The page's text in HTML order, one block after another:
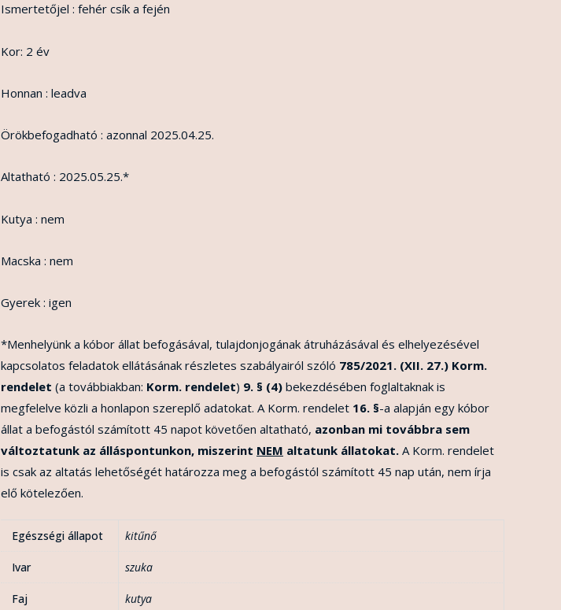
Ismertetőjel : fehér csík a fején
Kor: 2 év
Honnan : leadva
Örökbefogadható : azonnal 2025.04.25.
Altatható : 2025.05.25.*
Kutya : nem
Macska : nem
Gyerek : igen
*Menhelyünk a kóbor állat befogásával, tulajdonjogának átruházásával és elhelyezésével
kapcsolatos feladatok ellátásának részletes szabályairól szóló 785/2021. (XII. 27.) Korm.
rendelet (a továbbiakban: Korm. rendelet) 9. § (4) bekezdésében foglaltaknak is
megfelelve közli a honlapon szereplő adatokat. A Korm. rendelet 16. §-a alapján egy kóbor
állat a befogástól számított 45 napot követően altatható, azonban mi továbbra sem
változtatunk az álláspontunkon, miszerint NEM altatunk állatokat. A Korm. rendelet
is csak az altatás lehetőségét határozza meg a befogástól számított 45 nap után, nem írja
elő kötelezően.
Egészségi állapot kitűnő
Ivar szuka
Faj kutya